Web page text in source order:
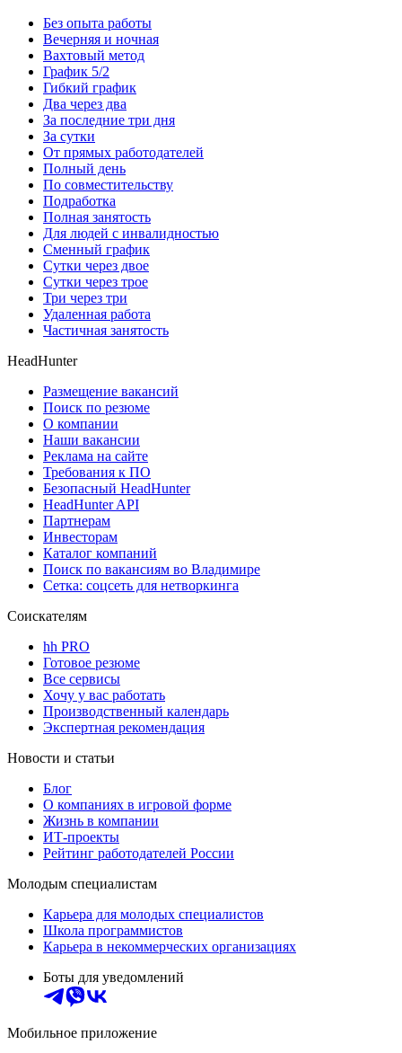
Без опыта работы
Вечерняя и ночная
Вахтовый метод
График 5/2
Гибкий график
Два через два
За последние три дня
За сутки
От прямых работодателей
Полный день
По совместительству
Подработка
Полная занятость
Для людей с инвалидностью
Сменный график
Сутки через двое
Сутки через трое
Три через три
Удаленная работа
Частичная занятость
HeadHunter
Размещение вакансий
Поиск по резюме
О компании
Наши вакансии
Реклама на сайте
Требования к ПО
Безопасный HeadHunter
HeadHunter API
Партнерам
Инвесторам
Каталог компаний
Поиск по вакансиям во Владимире
Сетка: соцсеть для нетворкинга
Соискателям
hh PRO
Готовое резюме
Все сервисы
Хочу у вас работать
Производственный календарь
Экспертная рекомендация
Новости и статьи
Блог
О компаниях в игровой форме
Жизнь в компании
ИТ-проекты
Рейтинг работодателей России
Молодым специалистам
Карьера для молодых специалистов
Школа программистов
Карьера в некоммерческих организациях
Боты для уведомлений
Мобильное приложение